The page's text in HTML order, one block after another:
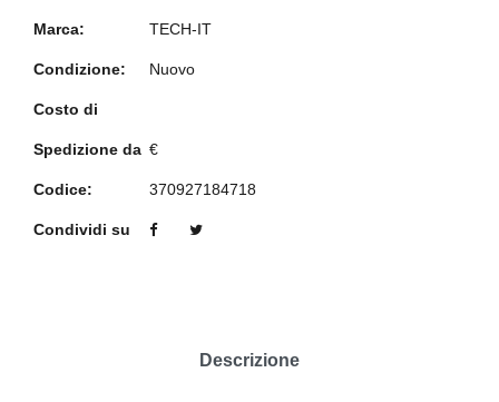
Marca: TECH-IT
Condizione: Nuovo
Costo di
Spedizione da €
Codice: 370927184718
Condividi su
Descrizione